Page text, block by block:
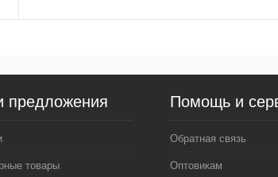
предложения
товары
Помощь и
Обратная связь
Оптовикам